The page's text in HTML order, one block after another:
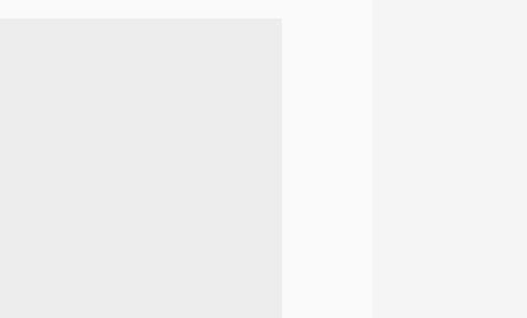
Canaltech.